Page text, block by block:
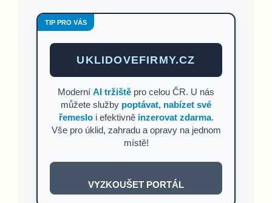
TIP PRO VÁS
UKLIDOVEFIRMY.CZ
Moderní AI tržiště pro celou ČR. U nás
můžete služby poptávat, nabízet své
řemesloi efektivně inzerovat zdarma.
Vše pro úklid, zahradu a opravy na jednom
místě!
VYZKOUŠET PORTÁL